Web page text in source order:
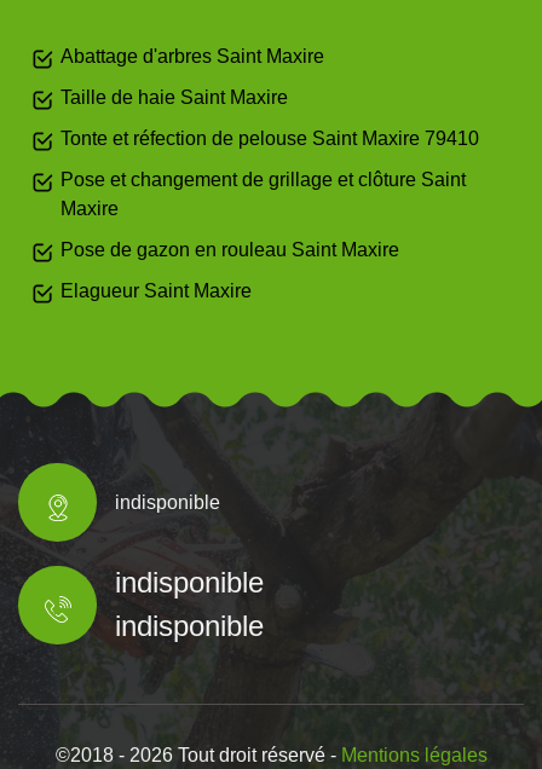
Abattage d'arbres Saint Maxire
Taille de haie Saint Maxire
Tonte et réfection de pelouse Saint Maxire 79410
Pose et changement de grillage et clôture Saint
Maxire
Pose de gazon en rouleau Saint Maxire
Elagueur Saint Maxire
indisponible
indisponible
indisponible
©2018 - 2026 Tout droit réservé - Mentions légales